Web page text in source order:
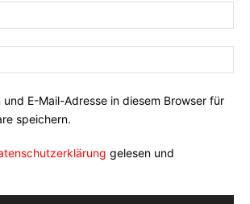
und E-Mail-Adresse in diesem Browser für
speichern.
gelesen und